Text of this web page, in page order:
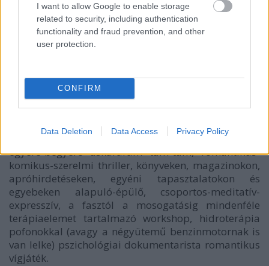
I want to allow Google to enable storage
related to security, including authentication
functionality and fraud prevention, and other
user protection.
CONFIRM
Data Deletion Data Access Privacy Policy
A Terápia romantikus vígjátékszagú
kapcsolatparódia, önvizsgáló-öngyógyító lelki
pornóshow, pszichoindividualisztikus ápolat,
egyere-begyere áskáraram tam-tam, romantikus-
komikus-szerelmi thriller, könyveken, magazinokon,
apróhirdetéseken, egyéni tapasztalatokon és
egyebeken alapuló-épülő, csoportos-meditatív-
expresszív, a fasztól a mosogatásig mindenféle
terápiaelemet tartalmazó workshop, hidroterápia
pofonokkal (avagy a négyütemű benzinmotornak is
van lelke) pszichológiai dokumentarista romantikus
vígjáték.